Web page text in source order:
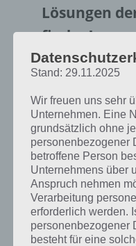
Lösungen
finden!
Da die Reihenfolge der Level
berühmter Arzt (real oder
Ein berühmter
Lösung für 94%
Nachfolgend findest du alle
berühmter Arzt (real oder
nach den Prozent-Werten
Stand: 29.11.2025
Wir freuen uns sehr
Unternehmen. Eine
grundsätzlich ohne
personenbezogener
betroffene Person
Unternehmens über
Anspruch nehmen
Verarbeitung
erforderlich werden.
personenbezogener
besteht für eine